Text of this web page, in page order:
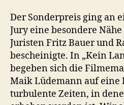
Der Sonderpreis ging an
Jury eine besondere
Juristen Fritz Bauer und
bescheinigte. In „Kein
begeben sich die
Maik Lüdemann auf eine
turbulente Zeiten, in